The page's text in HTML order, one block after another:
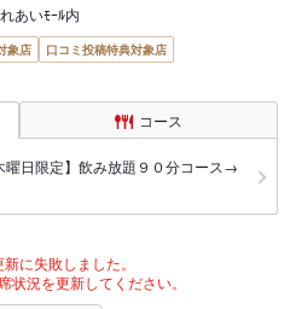
あいﾓｰﾙ内
象店
口コミ投稿特典対象店
コース
日限定】飲み放題９０分コース→
に失敗しました。
状況を更新してください。